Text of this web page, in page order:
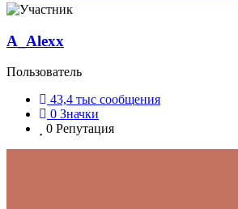
A_Alexx
Пользователь
43,4 тыс сообщения
0 Значки
0 Репутация